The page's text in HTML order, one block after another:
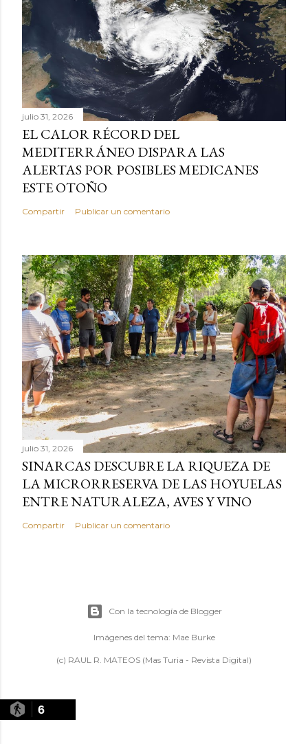
julio 31, 2026
EL CALOR RÉCORD DEL
MEDITERRÁNEO DISPARA LAS
ALERTAS POR POSIBLES MEDICANES
ESTE OTOÑO
Compartir Publicar un comentario
julio 31, 2026
SINARCAS DESCUBRE LA RIQUEZA DE
LA MICRORRESERVA DE LAS HOYUELAS
ENTRE NATURALEZA, AVES Y VINO
Compartir Publicar un comentario
Con la tecnología de Blogger
Imágenes del tema: Mae Burke
(c) RAUL R. MATEOS (Mas Turia - Revista Digital)
6